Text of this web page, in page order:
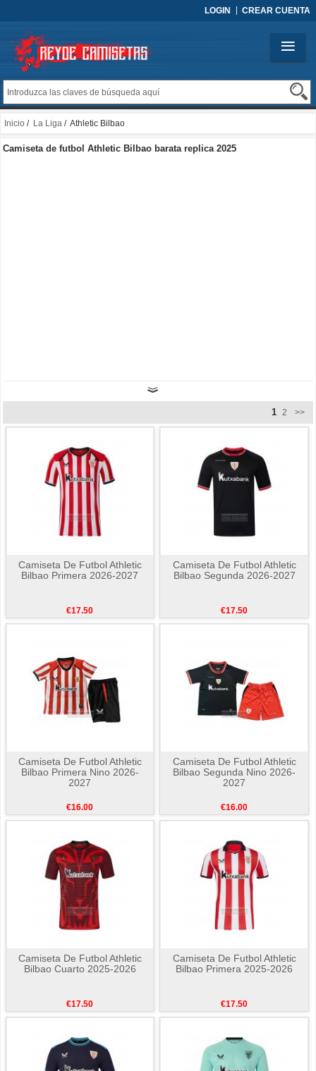
LOGIN CREAR CUENTA
Inicio / La Liga / Athletic Bilbao
Camiseta de futbol Athletic Bilbao barata replica 2025
1 2 >>
Camiseta De Futbol Athletic
Bilbao Primera 2026-2027
€17.50
Camiseta De Futbol Athletic
Bilbao Segunda 2026-2027
€17.50
Camiseta De Futbol Athletic
Bilbao Primera Nino 2026-
2027
€16.00
Camiseta De Futbol Athletic
Bilbao Segunda Nino 2026-
2027
€16.00
Camiseta De Futbol Athletic
Bilbao Cuarto 2025-2026
€17.50
Camiseta De Futbol Athletic
Bilbao Primera 2025-2026
€17.50